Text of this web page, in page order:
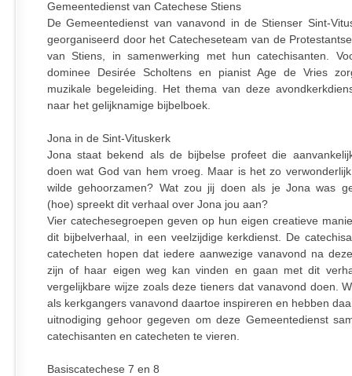
Gemeentedienst van Catechese Stiens
De Gemeentedienst van vanavond in de Stienser Sint-
georganiseerd door het Catecheseteam van de
van Stiens, in samenwerking met hun catechisanten.
dominee Desirée Scholtens en pianist Age de Vries
muzikale begeleiding. Het thema van deze
naar het gelijknamige bijbelboek.
Jona in de Sint-Vituskerk
Jona staat bekend als de bijbelse profeet die
doen wat God van hem vroeg. Maar is het zo
wilde gehoorzamen? Wat zou jij doen als je Jona was
(hoe) spreekt dit verhaal over Jona jou aan?
Vier catechesegroepen geven op hun eigen creatieve
dit bijbelverhaal, in een veelzijdige kerkdienst. De
catecheten hopen dat iedere aanwezige vanavond na
zijn of haar eigen weg kan vinden en gaan met dit
vergelijkbare wijze zoals deze tieners dat vanavond doen.
als kerkgangers vanavond daartoe inspireren en hebben
uitnodiging gehoor gegeven om deze Gemeentedienst
catechisanten en catecheten te vieren.
Basiscatechese 7 en 8